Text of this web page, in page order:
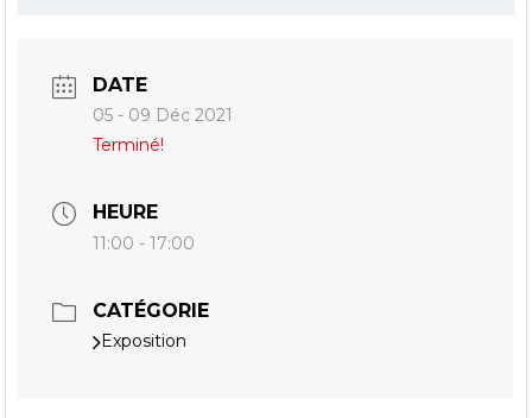
DATE
05 - 09 Déc 2021
Terminé!
HEURE
11:00 - 17:00
CATÉGORIE
Exposition